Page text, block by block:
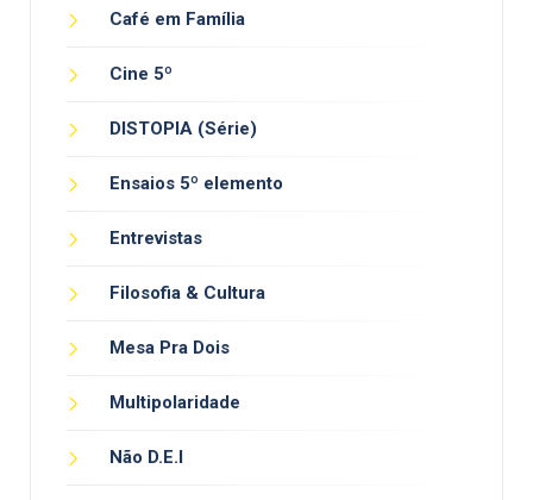
Café em Família
Cine 5º
DISTOPIA (Série)
Ensaios 5º elemento
Entrevistas
Filosofia & Cultura
Mesa Pra Dois
Multipolaridade
Não D.E.I